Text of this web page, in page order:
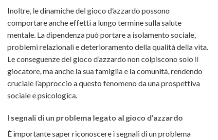
Inoltre, le dinamiche del gioco d’azzardo possono
comportare anche effetti a lungo termine sulla salute
mentale. La dipendenza può portare a isolamento sociale,
problemi relazionali e deterioramento della qualità della vita.
Le conseguenze del gioco d’azzardo non colpiscono solo il
giocatore, ma anche la sua famiglia e la comunità, rendendo
cruciale l’approccio a questo fenomeno da una prospettiva
sociale e psicologica.
I segnali di un problema legato al gioco d’azzardo
È importante saper riconoscere i segnali di un problema